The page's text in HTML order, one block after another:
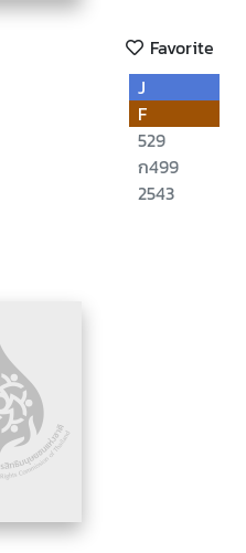
Favorite
J
F
529
ก499
2543